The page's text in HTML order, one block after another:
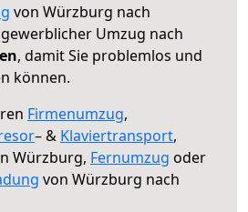
von Würzburg nach
Umzug nach
, damit Sie problemlos und
können.
Firmenumzug,
– & Klaviertransport,
Würzburg, Fernumzug oder
von Würzburg nach